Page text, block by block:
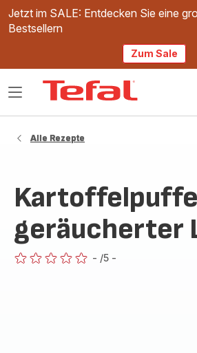
Jetzt im SALE: Entdecken Sie eine
Bestsellern
Zum Sale
Das
Alle Rezepte
geräucherter
- /5 -